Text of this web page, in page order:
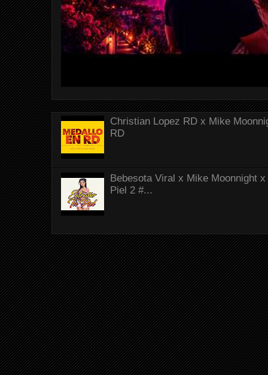
Christian Lopez RD x Mike
RD
Bebesota Viral x Mike Moonnight
Piel 2 #...